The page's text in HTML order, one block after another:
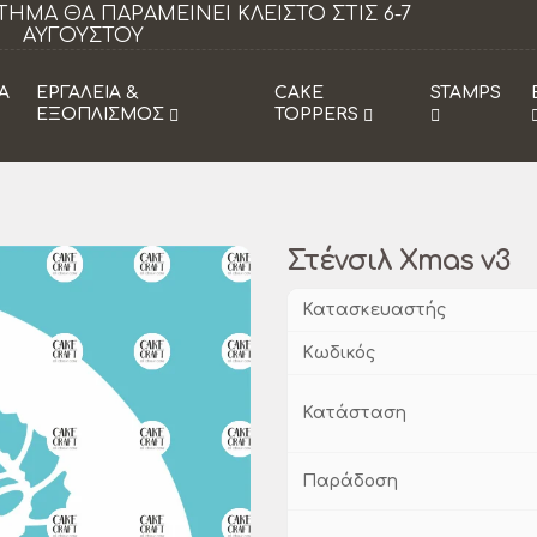
κλειστό τα Σάββατα από 18/07 εως
29/08.
ΕΡΓΑΛΕΙΑ &
ΕΞΟΠΛΙΣΜΟΣ
CAKE
TOPPERS
STAMPS
Στένσιλ Xmas v3
Κατασκευαστής
Κωδικός
Κατάσταση
Παράδοση